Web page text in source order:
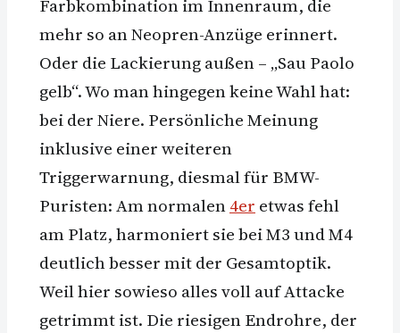
Farbkombination im Innenraum, die
mehr so an Neopren-Anzüge erinnert.
Oder die Lackierung außen – „Sau Paolo
gelb“. Wo man hingegen keine Wahl hat:
bei der Niere. Persönliche Meinung
inklusive einer weiteren
Triggerwarnung, diesmal für BMW-
Puristen: Am normalen4er etwas fehl
am Platz, harmoniert sie bei M3 und M4
deutlich besser mit der Gesamtoptik.
Weil hier sowieso alles voll auf Attacke
getrimmt ist. Die riesigen Endrohre, der